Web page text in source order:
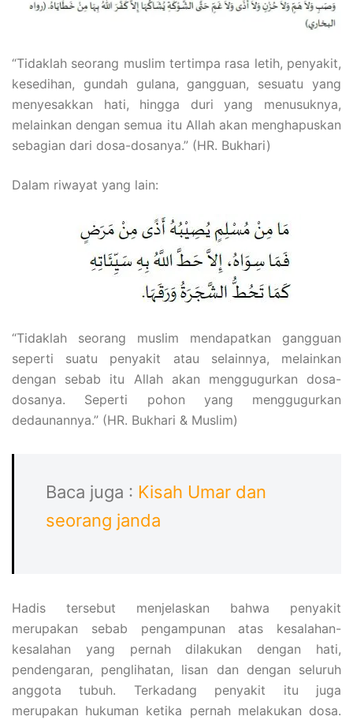
“Tidaklah seorang muslim tertimpa rasa letih, penyakit,
kesedihan, gundah gulana, gangguan, sesuatu yang
menyesakkan hati, hingga duri yang menusuknya,
melainkan dengan semua itu Allah akan menghapuskan
sebagian dari dosa-dosanya.” (HR. Bukhari)
Dalam riwayat yang lain:
“Tidaklah seorang muslim mendapatkan gangguan
seperti suatu penyakit atau selainnya, melainkan
dengan sebab itu Allah akan menggugurkan dosa-
dosanya. Seperti pohon yang menggugurkan
dedaunannya.” (HR. Bukhari & Muslim)
Baca juga : Kisah Umar dan
seorang janda
Hadis tersebut menjelaskan bahwa penyakit
merupakan sebab pengampunan atas kesalahan-
kesalahan yang pernah dilakukan dengan hati,
pendengaran, penglihatan, lisan dan dengan seluruh
anggota tubuh. Terkadang penyakit itu juga
merupakan hukuman ketika pernah melakukan dosa.